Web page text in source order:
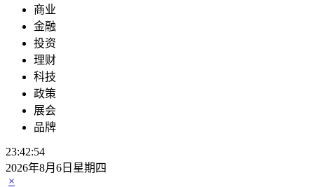
商业
金融
投资
理财
科技
政策
展会
品牌
23:42:55
2026年8月6日星期四
×